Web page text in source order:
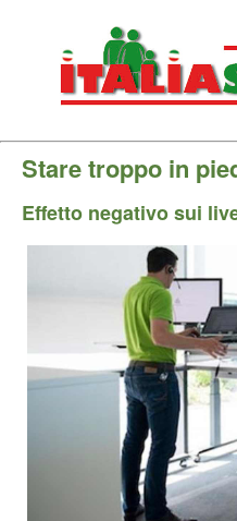
Stare troppo in
Effetto negativo sui